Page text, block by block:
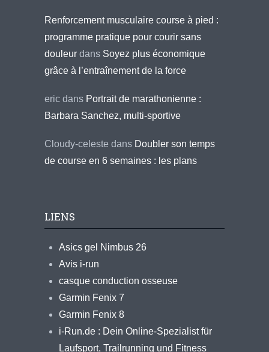
Renforcement musculaire course à pied :
programme pratique pour courir sans
douleur dans Soyez plus économique
grâce à l’entraînement de la force
eric dans Portrait de marathonienne :
Barbara Sanchez, multi-sportive
Cloudy-celeste dans Doubler son temps
de course en 6 semaines : les plans
LIENS
Asics gel Nimbus 26
Avis i-run
casque conduction osseuse
Garmin Fenix 7
Garmin Fenix 8
i-Run.de : Dein Online-Spezialist für
Laufsport, Trailrunning und Fitness